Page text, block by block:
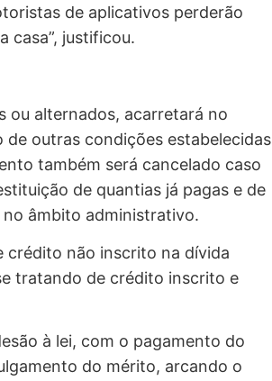
de aplicativos perderão
casa”, justificou.
ou alternados, acarretará no
outras condições estabelecidas
também será cancelado caso
de quantias já pagas e de
âmbito administrativo.
crédito não inscrito na dívida
tratando de crédito inscrito e
à lei, com o pagamento do
do mérito, arcando o